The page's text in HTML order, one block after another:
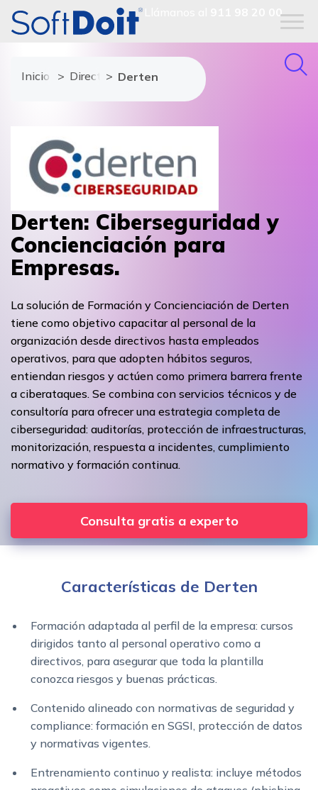
911 98 20 00
Inicio Directorio de proveedores
Derten
Derten: Ciberseguridad y
Concienciación para
Empresas.
La solución de Formación y Concienciación de Derten
tiene como objetivo capacitar al personal de la
organización desde directivos hasta empleados
operativos, para que adopten hábitos seguros,
entiendan riesgos y actúen como primera barrera frente
a ciberataques. Se combina con servicios técnicos y de
consultoría para ofrecer una estrategia completa de
ciberseguridad: auditorías, protección de infraestructuras,
monitorización, respuesta a incidentes, cumplimiento
normativo y formación continua.
Consulta gratis a experto
Características de Derten
Formación adaptada al perfil de la empresa: cursos
dirigidos tanto al personal operativo como a
directivos, para asegurar que toda la plantilla
conozca riesgos y buenas prácticas.
Contenido alineado con normativas de seguridad y
compliance: formación en SGSI, protección de datos
y normativas vigentes.
Entrenamiento continuo y realista: incluye métodos